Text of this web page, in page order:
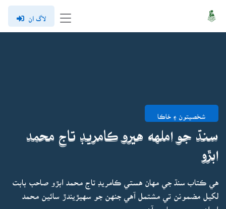
لاگ ان
شخصيتون ۽ خاڪا
سنڌ جو املهه هيرو ڪامريڊ تاج محمد
ابڙو
هي ڪتاب سنڌ جي مهان هستي ڪامريڊ تاج محمد ابڙو صاحب بابت
لکيل مضمونن تي مشتمل آهي جنهن جو سهيڙيندڙ سائين محمد
ابراهيم جويو صاحب آهي.